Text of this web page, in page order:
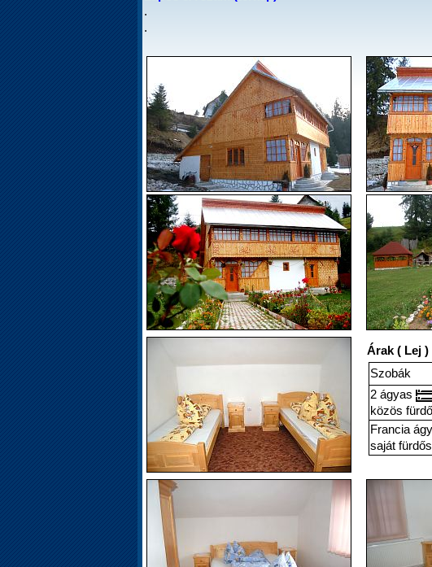
.
.
Árak ( Lej )
Szobák
2 ágyas
közös
Francia ágy
saját